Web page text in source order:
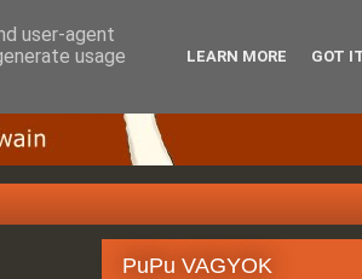
PuPu VAGYOK
user-agent
usage
LEARN MORE GOT